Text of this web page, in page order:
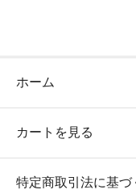
ホーム
カートを見る
特定商取引法に基づ